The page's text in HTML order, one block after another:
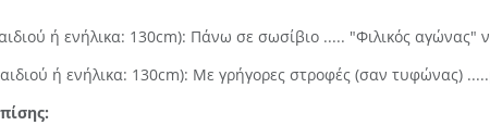
ή ενήλικα: 130cm): Πάνω σε σωσίβιο ..... "Φιλικός αγώνας"
ή ενήλικα: 130cm): Με γρήγορες στροφές (σαν τυφώνας)